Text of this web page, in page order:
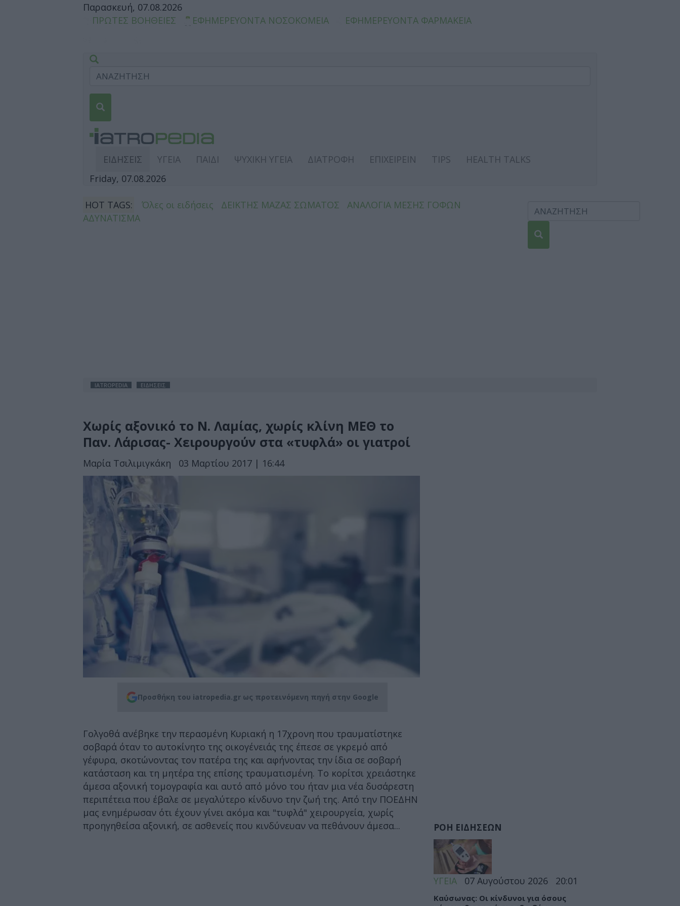
Παρασκευή, 07.08.2026
ΠΡΩΤΕΣ ΒΟΗΘΕΙΕΣ
ΕΦΗΜΕΡΕΥΟΝΤΑ ΝΟΣΟΚΟΜΕΙΑ ΕΦΗΜΕΡΕΥΟΝΤΑ ΦΑΡΜΑΚΕΙΑ
ΕΙΔΗΣΕΙΣ ΥΓΕΙΑ ΠΑΙΔΙ ΨΥΧΙΚΗ ΥΓΕΙΑ ΔΙΑΤΡΟΦΗ ΕΠΙΧΕΙΡΕΙΝ TIPS
HEALTH TALKS
Friday, 07.08.2026
HOT TAGS: Όλες οι ειδήσεις ΔΕΙΚΤΗΣ ΜΑΖΑΣ ΣΩΜΑΤΟΣ
ΑΝΑΛΟΓΙΑ ΜΕΣΗΣ ΓΟΦΩΝ
ΑΔΥΝΑΤΙΣΜΑ
IATROPEDIA ΕΙΔΗΣΕΙΣ
Χωρίς αξονικό το Ν. Λαμίας, χωρίς κλίνη ΜΕΘ το
Παν. Λάρισας- Χειρουργούν στα «τυφλά» οι γιατροί
Μαρία Τσιλιμιγκάκη 03 Μαρτίου 2017 | 16:44
Προσθήκη του iatropedia.gr ως προτεινόμενη πηγή στην Google
Γολγοθά ανέβηκε την περασμένη Κυριακή η 17χρονη που τραυματίστηκε
σοβαρά όταν το αυτοκίνητο της οικογένειάς της έπεσε σε γκρεμό από
γέφυρα, σκοτώνοντας τον πατέρα της και αφήνοντας την ίδια σε σοβαρή
κατάσταση και τη μητέρα της επίσης τραυματισμένη. Το κορίτσι χρειάστηκε
άμεσα αξονική τομογραφία και αυτό από μόνο του ήταν μια νέα δυσάρεστη
περιπέτεια που έβαλε σε μεγαλύτερο κίνδυνο την ζωή της. Από την ΠΟΕΔΗΝ
μας ενημέρωσαν ότι έχουν γίνει ακόμα και "τυφλά" χειρουργεία, χωρίς
προηγηθείσα αξονική, σε ασθενείς που κινδύνευαν να πεθάνουν άμεσα...
ΡΟΗ ΕΙΔΗΣΕΩΝ
ΥΓΕΙΑ 07 Αυγούστου 2026 20:01
Καύσωνας: Οι κίνδυνοι για όσους